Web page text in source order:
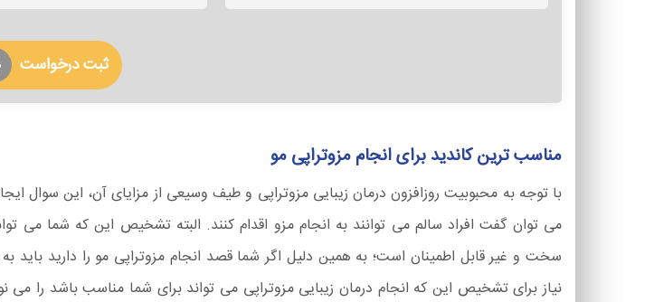
ثبت درخواست
مناسب ترین کاندید برای انجام مزوتراپی مو
با توجه به محبوبیت روزافزون درمان زیبایی مزوتراپی و طیف وسیعی از مزایای آن، این سوال
می توان گفت افراد سالم می توانند به انجام مزو اقدام کنند. البته تشخیص این که شما می
سخت و غیر قابل اطمینان است؛ به همین دلیل اگر شما قصد انجام مزوتراپی مو را دارید
نیاز برای تشخیص این که انجام درمان زیبایی مزوتراپی می تواند برای شما مناسب باشد را